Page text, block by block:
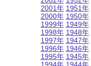
2001年
2000年
1999年
1998年
1997年
1996年
1995年
1951年
1950年
1949年
1948年
1947年
1946年
1945年